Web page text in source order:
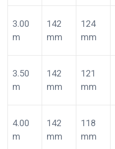
3.00
m
142
mm
124
mm
3.50
m
142
mm
121
mm
4.00
m
142
mm
118
mm